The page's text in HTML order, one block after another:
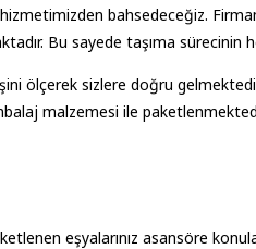
bahsedeceğiz.
Bu sayede taşıma sürecinin
sizlere doğru
malzemesi ile
eşyalarınız asansöre